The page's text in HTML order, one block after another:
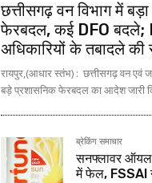
छत्तीसगढ़ वन विभाग में
फेरबदल, कई DFO बदले;
अधिकारियों के तबादले की
रायपुर,(आधार स्तंभ) : छत्तीसगढ़ वन एवं
बड़े प्रशासनिक फेरबदल का आदेश जारी
ब्रेकिंग समाचार
सनफ्लावर
में फेल, FSSAI ने